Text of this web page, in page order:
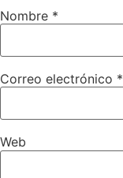
Nombre *
Correo electrónico *
Web